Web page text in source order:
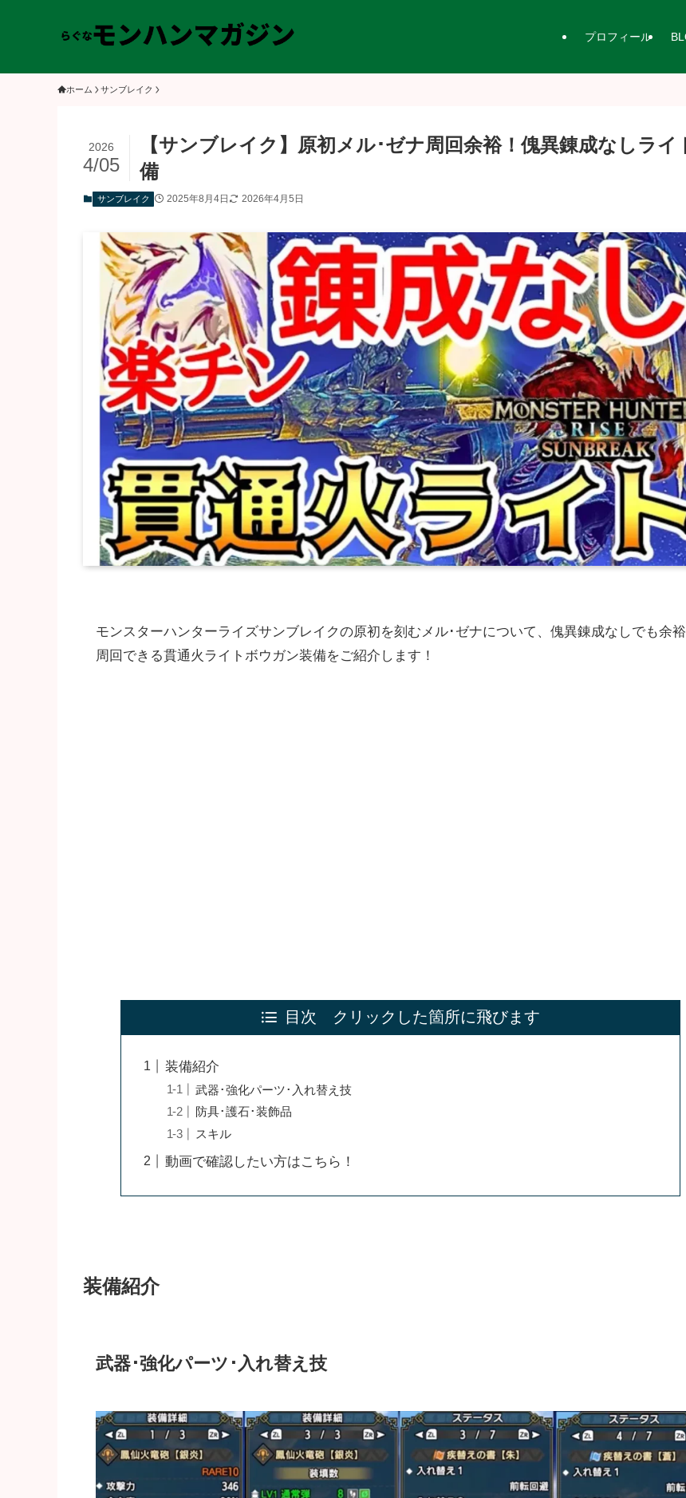
プロフィール
ホーム サンブレイク
【サンブレイク】原初メル･ゼナ周回余裕！傀異錬成なしライ
備
2026
4/05
サンブレイク 2025年8月4日 2026年4月5日
モンスターハンターライズサンブレイクの原初を刻むメル･ゼナについて、傀異錬成なしでも余
周回できる貫通火ライトボウガン装備をご紹介します！
目次 クリックした箇所に飛びます
装備紹介
武器･強化パーツ･入れ替え技
防具･護石･装飾品
スキル
動画で確認したい方はこちら！
装備紹介
武器･強化パーツ･入れ替え技